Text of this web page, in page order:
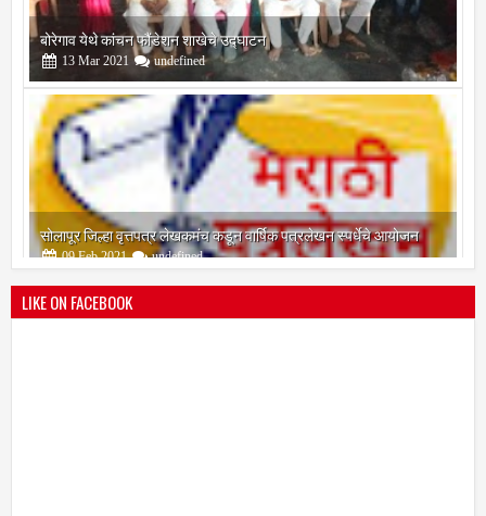
बोरेगाव येथे कांचन फौंडेशन शाखेचे उद्घाटन
13 Mar 2021 undefined
सोलापूर जिल्हा वृत्तपत्र लेखकमंच कडून वार्षिक पत्रलेखन स्पर्धेचे आयोजन
09 Feb 2021 undefined
LIKE ON FACEBOOK